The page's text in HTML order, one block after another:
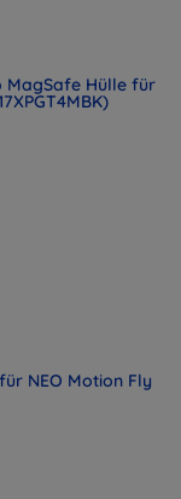
MagSafe Hülle für
NEO Motion Fly